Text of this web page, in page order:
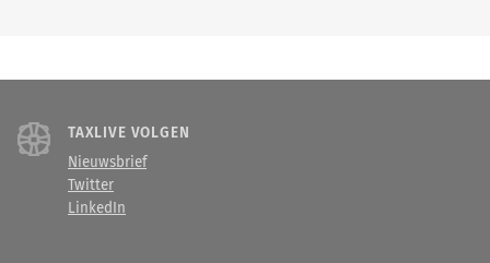
TAXLIVE VOLGEN
Nieuwsbrief
Twitter
LinkedIn